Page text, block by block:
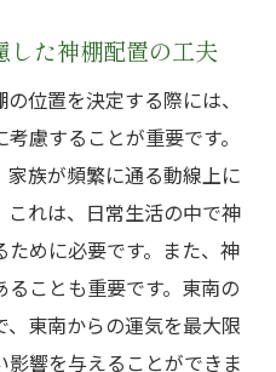
した神棚配置の工夫
位置を決定する際には、
慮することが重要です。
族が頻繁に通る動線上に
れは、日常生活の中で神
めに必要です。また、神
ことも重要です。東南の
東南からの運気を最大限
響を与えることができま